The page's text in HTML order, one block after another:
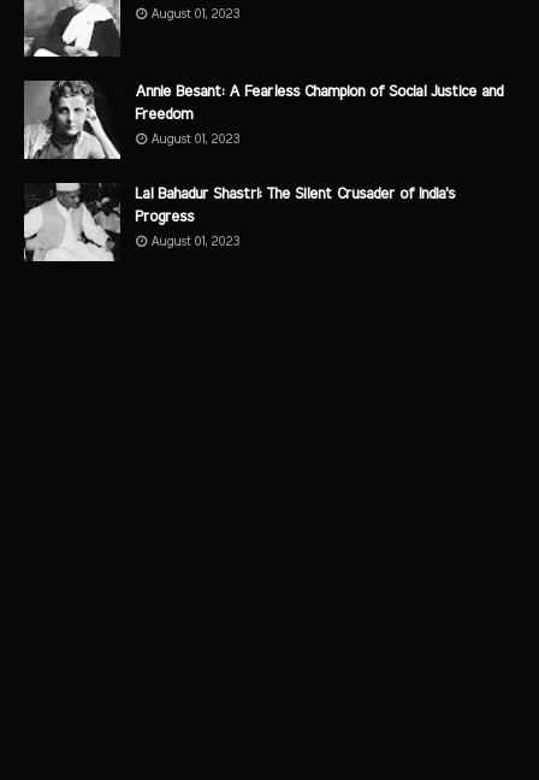
August 01, 2023
Annie Besant: A Fearless Champion of Social Justice and
Freedom
August 01, 2023
Lal Bahadur Shastri: The Silent Crusader of India's
Progress
August 01, 2023